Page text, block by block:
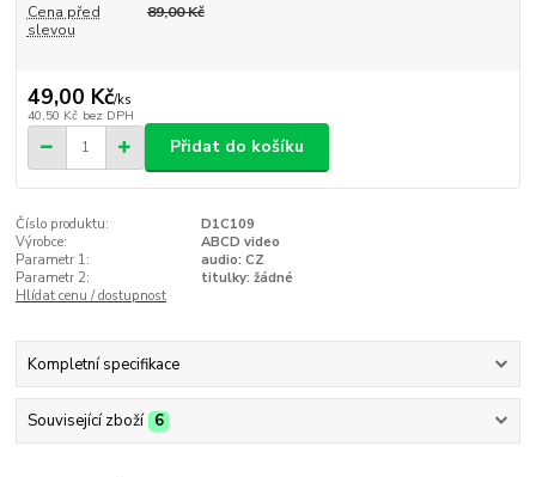
Cena před
slevou
89,00 Kč
49,00 Kč/ks
40,50 Kč bez DPH
Přidat do košíku
Číslo produktu:
D1C109
Výrobce:
ABCD video
Parametr 1:
audio: CZ
Parametr 2:
titulky: žádné
Hlídat cenu / dostupnost
Kompletní specifikace
Související zboží 6